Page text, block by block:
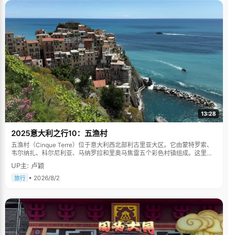
13:28
2025意大利之行10：五渔村
五渔村（Cinque Terre）位于意大利西北部利古里亚大区。它由蒙特罗索、
韦尔纳扎、科尔尼利亚、马纳罗拉和里奥马焦雷五个彩色村镇组成。这里依
山傍海，房屋色彩斑斓，1997年被列为世界文化遗产。
UP主: 卢颖
旅行 • 2026/8/2